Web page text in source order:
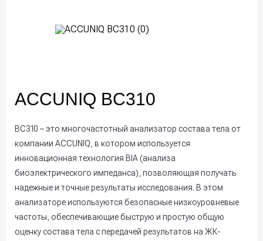
ACCUNIQ BC310
BC310 – это многочастотный анализатор состава тела от
компании ACCUNIQ, в котором используется
инновационная технология BIA (анализа
биоэлектрического импеданса), позволяющая получать
надежные и точные результаты исследования. В этом
анализаторе используются безопасные низкоуровневые
частоты, обеспечивающие быструю и простую общую
оценку состава тела с передачей результатов на ЖК-